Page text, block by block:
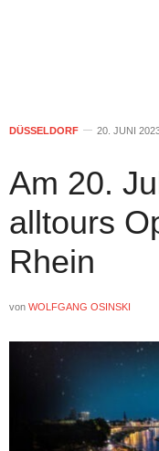
DÜSSELDORF 20. JUNI
Am 20.
alltours
Rhein
von WOLFGANG OSINSKI